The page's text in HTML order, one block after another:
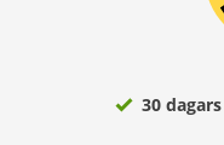
30